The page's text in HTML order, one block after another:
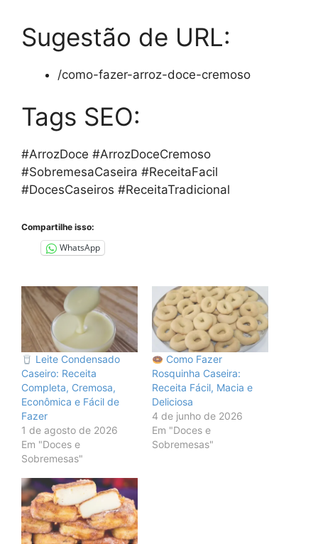
Sugestão de URL:
/como-fazer-arroz-doce-cremoso
Tags SEO:
#ArrozDoce #ArrozDoceCremoso
#SobremesaCaseira #ReceitaFacil
#DocesCaseiros #ReceitaTradicional
Compartilhe isso:
WhatsApp
Leite Condensado
Caseiro: Receita
Completa, Cremosa,
Econômica e Fácil de
Fazer
1 de agosto de 2026
Em "Doces e
Sobremesas"
Como Fazer
Rosquinha Caseira:
Receita Fácil, Macia e
Deliciosa
4 de junho de 2026
Em "Doces e
Sobremesas"